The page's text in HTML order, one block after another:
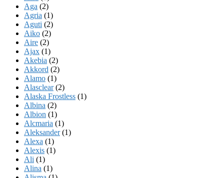
Aga (2)
Agria (1)
Aguti (2)
Aiko (2)
Aire (2)
Ajax (1)
Akebia (2)
Akkord (2)
Alamo (1)
Alasclear(2)
Alaska Frostless (1)
Albina (2)
Albion (1)
Alcmaria (1)
Aleksander(1)
Alexa (1)
Alexis (1)
Ali (1)
Alina (1)